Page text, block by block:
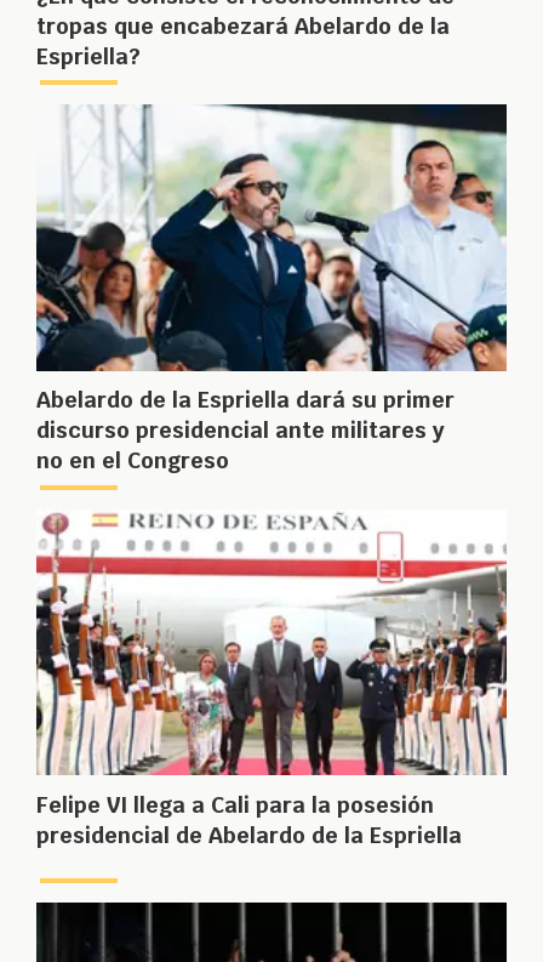
tropas que encabezará Abelardo de la
Espriella?
Abelardo de la Espriella dará su primer
discurso presidencial ante militares y
no en el Congreso
Felipe VI llega a Cali para la posesión
presidencial de Abelardo de la Espriella